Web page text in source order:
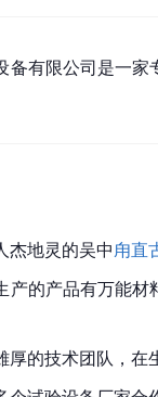
备有限公司是一
杰地灵的吴中 甪直
产的产品有万能
厚的技术团队，在